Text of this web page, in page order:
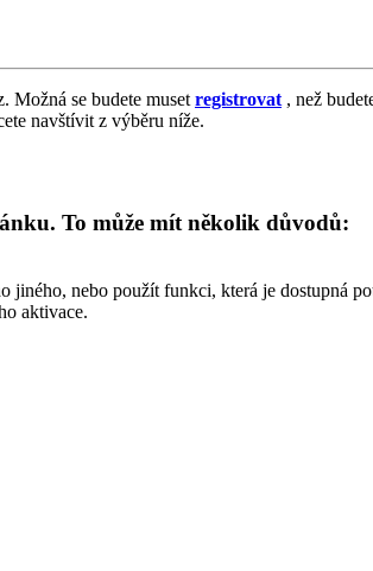
Možná se budete muset registrovat , než
navštívit z výběru níže.
To může mít několik důvodů:
jiného, nebo použít funkci, která je dostupná
aktivace.